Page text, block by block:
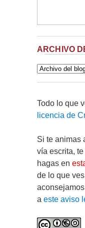
ARCHIVO
Todo lo que
licencia de
Si te animas
vía escrita,
hagas en
de lo que
a este aviso